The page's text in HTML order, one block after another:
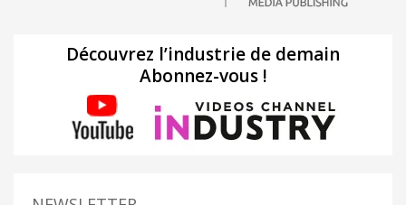
Découvrez l’industrie de demain
Abonnez-vous !